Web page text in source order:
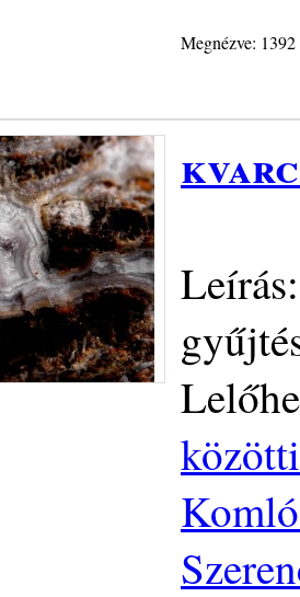
Megnézve: